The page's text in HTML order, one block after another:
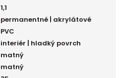
1,1
permanentné | akrylátové
PVC
interiér | hladký povrch
matný
matný